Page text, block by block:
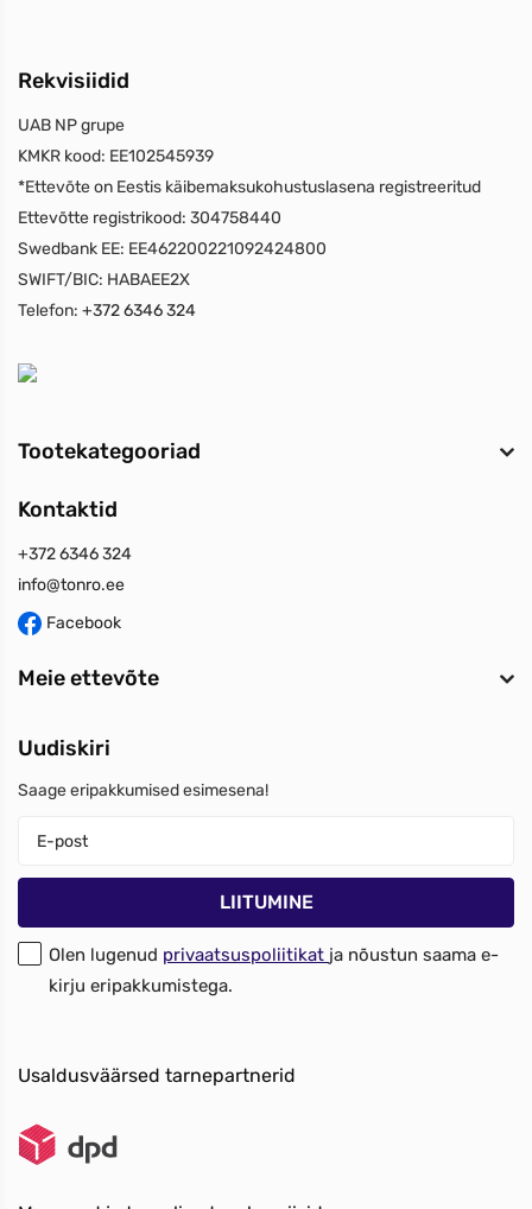
Rekvisiidid
UAB NP grupe
KMKR kood: EE102545939
*Ettevõte on Eestis käibemaksukohustuslasena registreeritud
Ettevõtte registrikood: 304758440
Swedbank EE: EE462200221092424800
SWIFT/BIC: HABAEE2X
Telefon: +372 6346 324
Tootekategooriad
Kontaktid
+372 6346 324
info@tonro.ee
Facebook
Meie ettevõte
Uudiskiri
Saage eripakkumised esimesena!
Olen lugenud privaatsuspoliitikat ja nõustun saama e-
kirju eripakkumistega.
Usaldusväärsed tarnepartnerid